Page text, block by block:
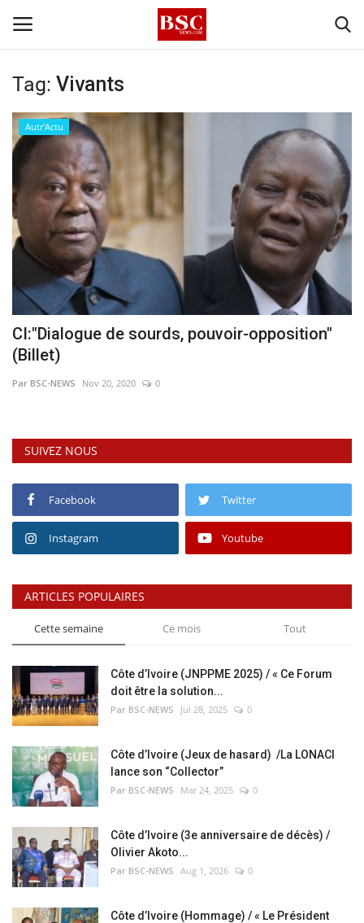
Accueil
Contact
A propos
Signature
Témoignage
Business
Culture
Sublimes cerveaux
Sport
Autr'Actu
Tag: Vivants
Autr'Actu
CI:"Dialogue de sourds, pouvoir-opposition"
(Billet)
Par BSC-NEWS Nov 20, 2020 0
SUIVEZ NOUS
Facebook Twitter
Instagram Youtube
ARTICLES POPULAIRES
Cette semaine Ce mois Tout
Côte d’Ivoire (JNPPME 2025) / « Ce Forum
doit être la solution...
Par BSC-NEWS Jul 28, 2025 0
Côte d’Ivoire (Jeux de hasard) /La LONACI
lance son “Collector”
Par BSC-NEWS Mar 24, 2025 0
Côte d’Ivoire (3e anniversaire de décès) /
Olivier Akoto...
Par BSC-NEWS Aug 1, 2026 0
Côte d’Ivoire (Hommage) / « Le Président